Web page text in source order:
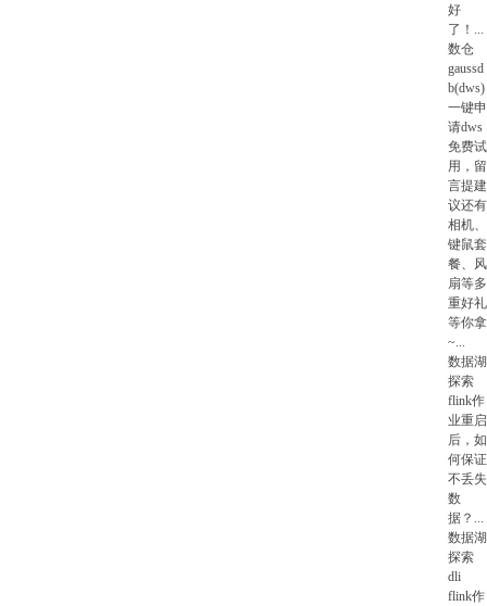
好
了！ ...
数仓
gaussd
b(dws)
一键申
请dws
免费试
用，留
言提建
议还有
相机、
键鼠套
餐、风
扇等多
重好礼
等你拿
~...
数据湖
探索
flink作
业重启
后，如
何保证
不丢失
数
据？ ...
数据湖
探索
dli
flink作